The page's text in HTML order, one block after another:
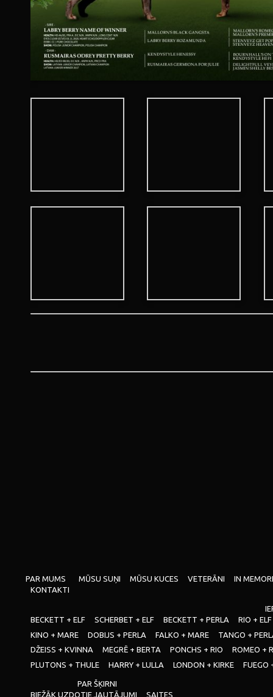
PAR MUMS
KONTAKTI
MŪSU SUŅI MŪSU KUCES VETERĀNI IN
BECKETT + ELF
SCHERBET + ELF BECKETT + PERLA
RIO + ELF
KINO + MARE
DOBIJS + PERLA FALKO + MARE
TANGO +
DŽEISS + KVINNA
MEGRĒ + BERTA PONCHS + RIO
ROMEO +
PLUTONS + THULE
HARRY + LULLA LONDON + KIRKE FUEGO
PAR ŠĶIRNI
BIEŽĀK UZDOTIE JAUTĀJUMI
SAITES